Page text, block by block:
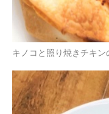
キノコと照り焼きチキ